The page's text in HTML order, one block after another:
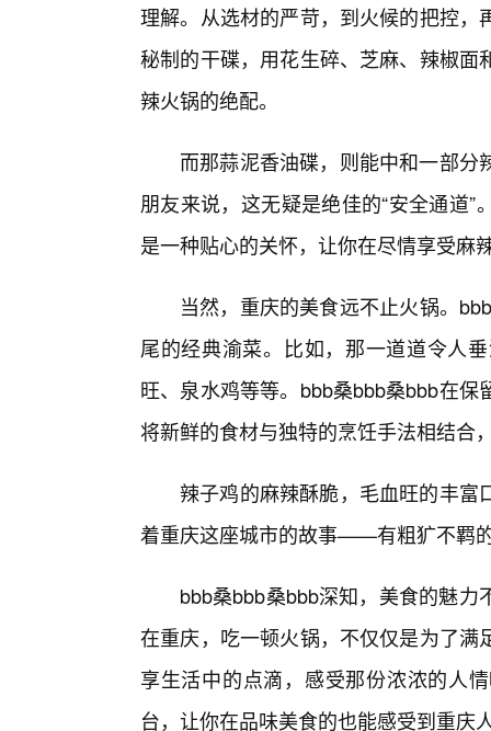
理解。从选材的严苛，到火候的把控
秘制的干碟，用花生碎、芝麻、辣椒
辣火锅的绝配。
而那蒜泥香油碟，则能中和一部
朋友来说，这无疑是绝佳的“安全通道
是一种贴心的关怀，让你在尽情享受麻
当然，重庆的美食远不止火锅。
尾的经典渝菜。比如，那一道道令人
旺、泉水鸡等等。bbb桑bbb桑bbb在
将新鲜的食材与独特的烹饪手法相结合
辣子鸡的麻辣酥脆，毛血旺的丰富
着重庆这座城市的故事——有粗犷不羁
bbb桑bbb桑bbb深知，美食的魅
在重庆，吃一顿火锅，不仅仅是为了
享生活中的点滴，感受那份浓浓的人
台，让你在品味美食的也能感受到重庆